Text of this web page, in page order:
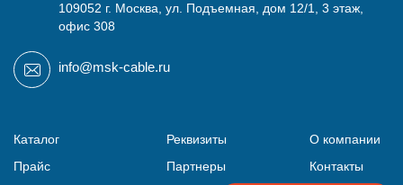
109052 г. Москва, ул. Подъемная, дом 12/1, 3 этаж,
офис 308
info@msk-cable.ru
Каталог
Прайс
Реквизиты
Партнеры
О компании
Контакты